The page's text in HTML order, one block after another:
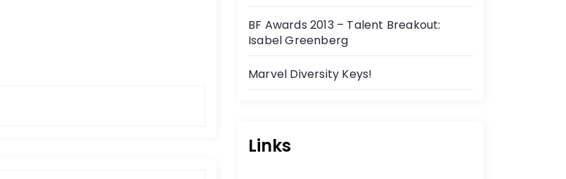
BF Awards 2013 – Talent Breakout:
Isabel Greenberg
Marvel Diversity Keys!
Links